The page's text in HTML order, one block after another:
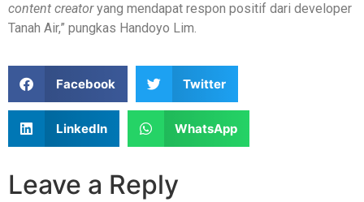
content creatoryang mendapat respon positif dari developer
Tanah Air,” pungkas Handoyo Lim.
Facebook Twitter
LinkedIn WhatsApp
Leave a Reply